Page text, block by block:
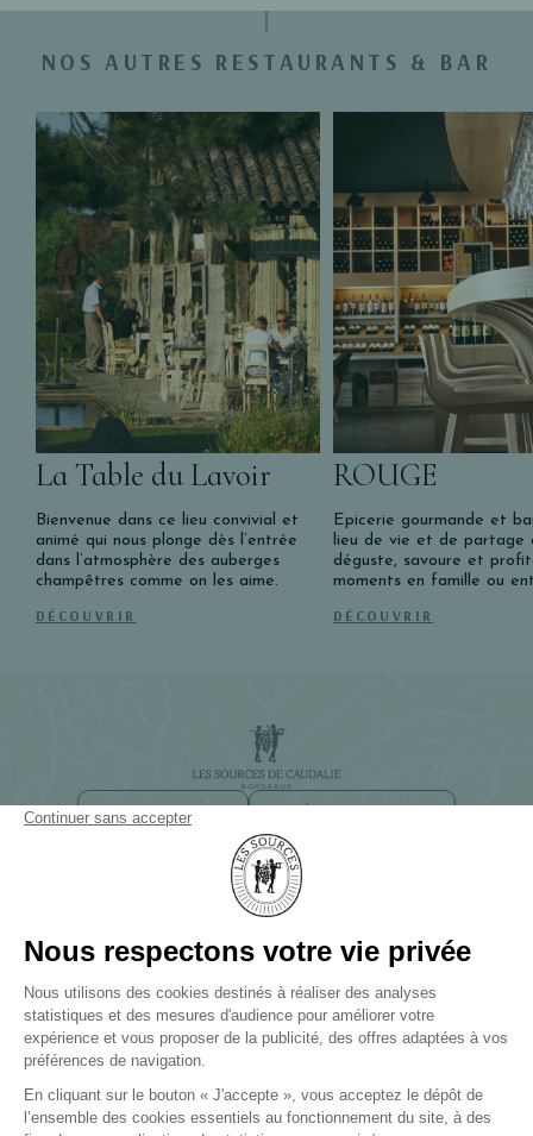
NOS AUTRES RESTAURANTS & BAR
La Table du Lavoir
Bienvenue dans ce lieu convivial et
animé qui nous plonge dès l’entrée
dans l’atmosphère des auberges
champêtres comme on les aime.
DÉCOUVRIR
ROUGE
Epicerie gourmande et
lieu de vie et de partage
déguste, savoure et
moments en famille ou
DÉCOUVRIR
NEWSLETTER ACCÈS ET CONTACT
33650 BORDEAUX-MARTILLAC
+33(0)5 57 83 83 83
LES SOURCES DE CAUDALIE
LES SOURCES DE CHEVERNY
Hôtel 5 étoiles et 2 Clefs Michelin